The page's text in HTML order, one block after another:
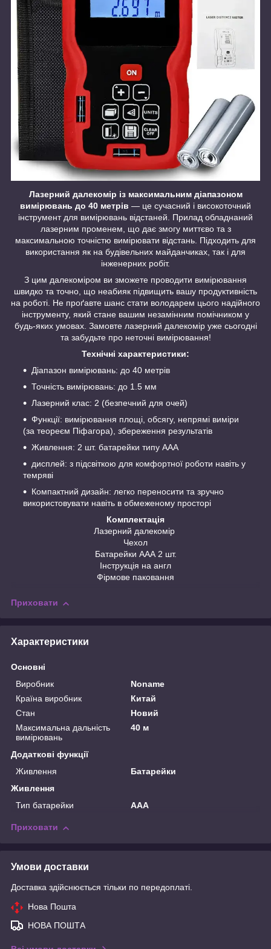
Лазерний далекомір із максимальним діапазоном
вимірювань до 40 метрів — це сучасний і високоточний
інструмент для вимірювань відстаней. Прилад обладнаний
лазерним променем, що дає змогу миттєво та з
максимальною точністю вимірювати відстань. Підходить для
використання як на будівельних майданчиках, так і для
інженерних робіт.
З цим далекоміром ви зможете проводити вимірювання
швидко та точно, що неабияк підвищить вашу продуктивність
на роботі. Не проґавте шанс стати володарем цього надійного
інструменту, який стане вашим незамінним помічником у
будь-яких умовах. Замовте лазерний далекомір уже сьогодні
та забудьте про неточні вимірювання!
Технічні характеристики:
Діапазон вимірювань: до 40 метрів
Точність вимірювань: до 1.5 мм
Лазерний клас: 2 (безпечний для очей)
Функції: вимірювання площі, обсягу, непрямі виміри
(за теореєм Піфагора), збереження результатів
Живлення: 2 шт. батарейки типу ААА
дисплей: з підсвіткою для комфортної роботи навіть у
темряві
Компактний дизайн: легко переносити та зручно
використовувати навіть в обмеженому просторі
Комплектація
Лазерний далекомір
Чехол
Батарейки ААА 2 шт.
Інструкція на англ
Фірмове паковання
Приховати
Характеристики
Основні
Виробник
Noname
Країна виробник
Китай
Стан
Новий
Максимальна дальність
вимірювань
40 м
Додаткові функції
Живлення
Батарейки
Живлення
Тип батарейки
ААА
Приховати
Умови доставки
Доставка здійснюється тільки по передоплаті.
Нова Пошта
НОВА ПОШТА